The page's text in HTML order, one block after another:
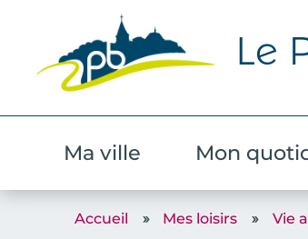
Ma ville Mon
Accueil Mes loisirs Vie